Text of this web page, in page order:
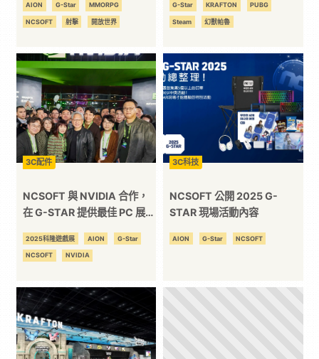
位
資
訊
平
台
《Horizon Steel
Frontiers》
AION G-Star MMORPG
NCSOFT 射擊 開放世界
場主題活動
G-Star KRAFTON PUBG
Steam 幻獸帕魯
3C配件
NCSOFT 與 NVIDIA 合作，
在 G-STAR 提供最佳 PC 展示
2025科隆遊戲展 AION G-Star
NCSOFT NVIDIA
3C科技
NCSOFT 公開 2025 G-
STAR 現場活動內容
AION G-Star NCSOFT